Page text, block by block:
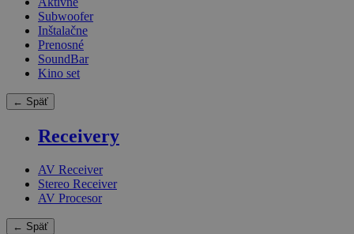
Subwoofer
Inštalačne
Prenosné
SoundBar
Kino set
← Späť
Receivery
AV Receiver
Stereo Receiver
AV Procesor
← Späť